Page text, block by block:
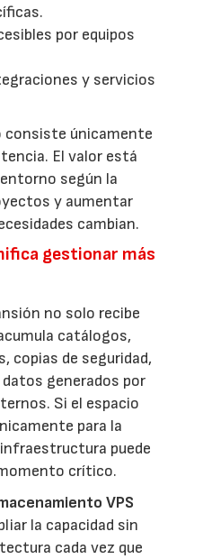
por equipos
y servicios
consiste únicamente
El valor está
según la
y aumentar
cambian.
gestionar más
no solo recibe
catálogos,
copias de seguridad,
generados por
Si el espacio
para la
puede
crítico.
VPS
la capacidad sin
cada vez que